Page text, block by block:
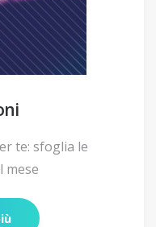
te: sfoglia le
mese